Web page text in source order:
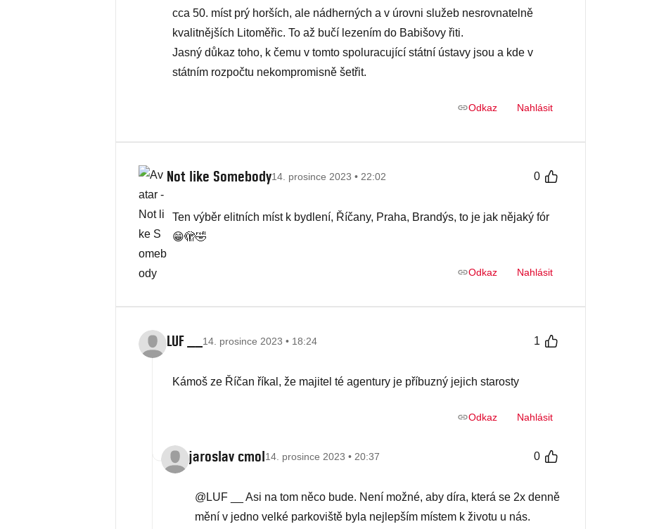
cca 50. míst prý horších, ale nádherných a v úrovni služeb nesrovnatelně
kvalitnějších Litoměřic. To až bučí lezením do Babišovy řiti.
Jasný důkaz toho, k čemu v tomto spoluracující státní ústavy jsou a kde v
státním rozpočtu nekompromisně šetřit.
Odkaz Nahlásit
Not like Somebody14. prosince 2023 • 22:02 0
Ten výběr elitních míst k bydlení, Říčany, Praha, Brandýs, to je jak nějaký fór
😁🫣🤣
Odkaz Nahlásit
LUF __ 14. prosince 2023 • 18:24 1
Kámoš ze Říčan říkal, že majitel té agentury je příbuzný jejich starosty
Odkaz Nahlásit
jaroslav cmol14. prosince 2023 • 20:37 0
@LUF __ Asi na tom něco bude. Není možné, aby díra, která se 2x denně
mění v jedno velké parkoviště byla nejlepším místem k životu u nás.